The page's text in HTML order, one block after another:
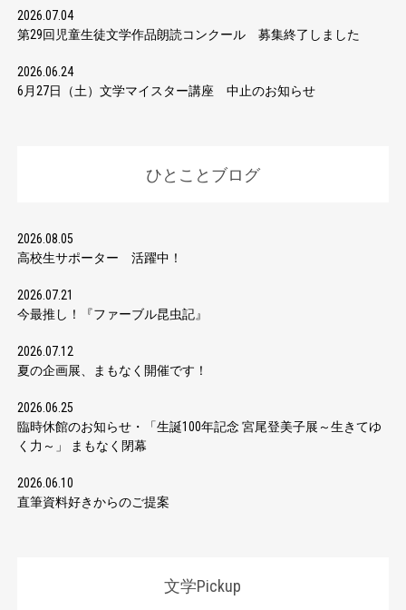
2026.07.04
第29回児童生徒文学作品朗読コンクール 募集終了しました
2026.06.24
6月27日（土）文学マイスター講座 中止のお知らせ
ひとことブログ
2026.08.05
高校生サポーター 活躍中！
2026.07.21
今最推し！『ファーブル昆虫記』
2026.07.12
夏の企画展、まもなく開催です！
2026.06.25
臨時休館のお知らせ・「生誕100年記念 宮尾登美子展～生きてゆ
く力～」 まもなく閉幕
2026.06.10
直筆資料好きからのご提案
文学Pickup